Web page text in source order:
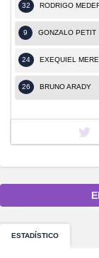
32 RODRIGO
9 GONZALO PETIT
24 EXEQUIEL
26 BRUNO ARADY
ESTADÍSTICO